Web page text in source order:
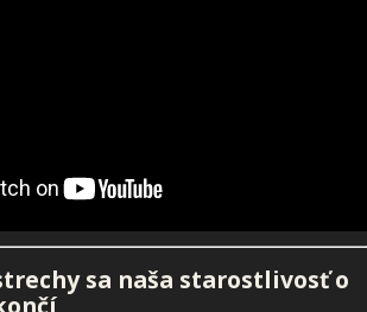
sa naša starostlivosť o